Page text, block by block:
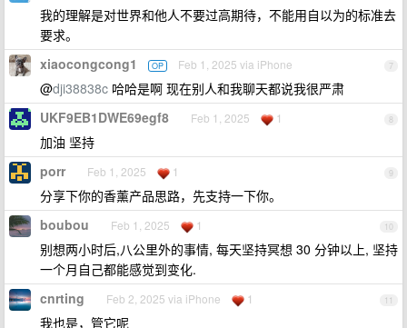
我的理解是对世界和他人不要过高期待，不能用自以为的标准去
要求。
7
xiaocongcong1 OP Feb 1, 2025 via iPhone
@dji38838c 哈哈是啊 现在别人和我聊天都说我很严肃
8
UKF9EB1DWE69egf8 Feb 1, 2025 1
加油 坚持
9
porr Feb 1, 2025 1
分享下你的香薰产品思路，先支持一下你。
10
boubou Feb 1, 2025 1
别想两小时后,八公里外的事情, 每天坚持冥想 30 分钟以上, 坚持
一个月自己都能感觉到变化.
11
cnrting Feb 2, 2025 via iPhone 1
我也是，管它呢